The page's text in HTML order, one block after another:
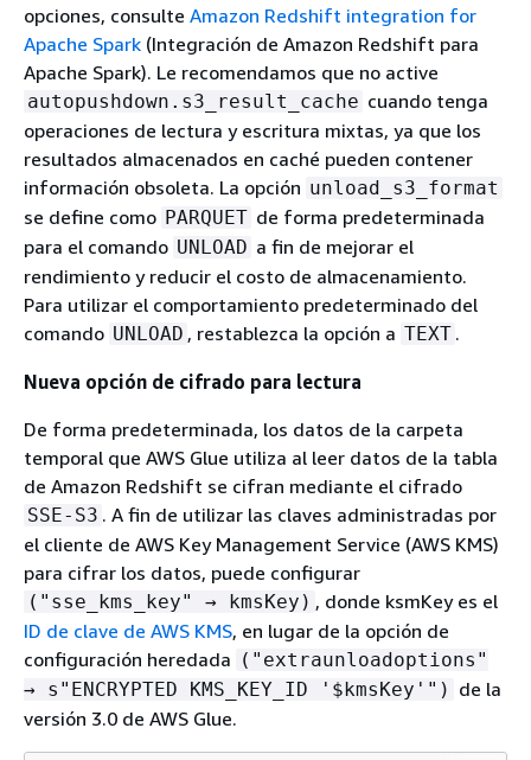
opciones, consulte Amazon Redshift integration for
Apache Spark (Integración de Amazon Redshift para
Apache Spark). Le recomendamos que no active
autopushdown.s3_result_cache cuando tenga
operaciones de lectura y escritura mixtas, ya que los
resultados almacenados en caché pueden contener
información obsoleta. La opción unload_s3_format
se define como PARQUET de forma predeterminada
para el comando UNLOAD a fin de mejorar el
rendimiento y reducir el costo de almacenamiento.
Para utilizar el comportamiento predeterminado del
comando UNLOAD , restablezca la opción a TEXT .
Nueva opción de cifrado para lectura
De forma predeterminada, los datos de la carpeta
temporal que AWS Glue utiliza al leer datos de la tabla
de Amazon Redshift se cifran mediante el cifrado
SSE-S3 . A fin de utilizar las claves administradas por
el cliente de AWS Key Management Service (AWS KMS)
para cifrar los datos, puede configurar
("sse_kms_key" → kmsKey) , donde ksmKey es el
ID de clave de AWS KMS, en lugar de la opción de
configuración heredada ("extraunloadoptions"
→ s"ENCRYPTED KMS_KEY_ID '$kmsKey'") de la
versión 3.0 de AWS Glue.